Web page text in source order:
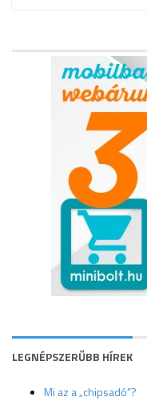
LEGNÉPSZERŰBB HÍREK
Mi az a „chipsadó”?